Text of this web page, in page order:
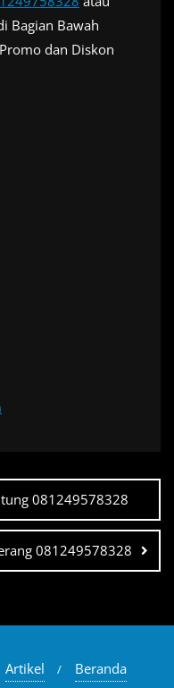
Bagian Bawah
dan Diskon
081249578328
081249578328
Artikel
Beranda